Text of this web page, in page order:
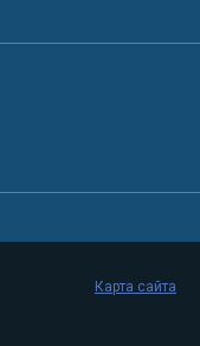
Карта сайта